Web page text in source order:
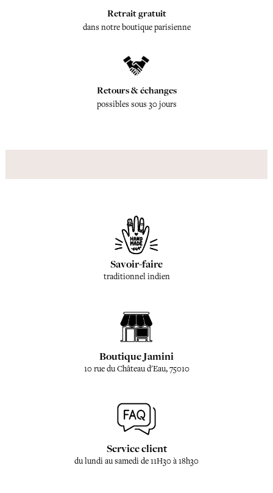
Retrait gratuit
dans notre boutique parisienne
Retours & échanges
possibles sous 30 jours
Savoir-faire
traditionnel indien
Boutique Jamini
10 rue du Château d'Eau, 75010
Service client
du lundi au samedi de 11H30 à 18h30